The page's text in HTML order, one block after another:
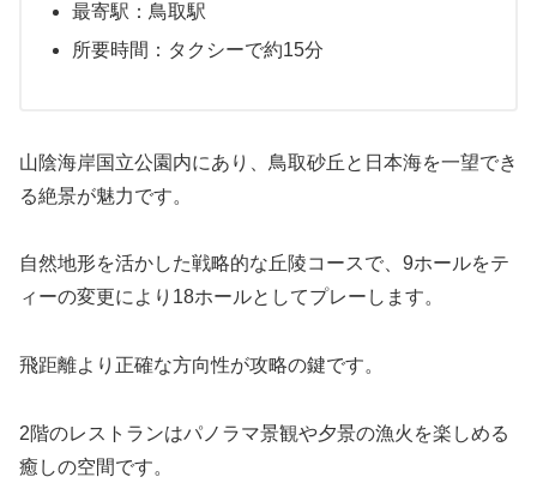
最寄駅：鳥取駅
所要時間：タクシーで約15分
山陰海岸国立公園内にあり、鳥取砂丘と日本海を一望でき
る絶景が魅力です。
自然地形を活かした戦略的な丘陵コースで、9ホールをテ
ィーの変更により18ホールとしてプレーします。
飛距離より正確な方向性が攻略の鍵です。
2階のレストランはパノラマ景観や夕景の漁火を楽しめる
癒しの空間です。